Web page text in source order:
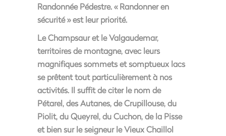
Randonnée Pédestre. « Randonner en
sécurité » est leur priorité.
Le Champsaur et le Valgaudemar,
territoires de montagne, avec leurs
magnifiques sommets et somptueux lacs
se prêtent tout particulièrement à nos
activités. Il suffit de citer le nom de
Pétarel, des Autanes, de Crupillouse, du
Piolit, du Queyrel, du Cuchon, de la Pisse
et bien sur le seigneur le Vieux Chaillol